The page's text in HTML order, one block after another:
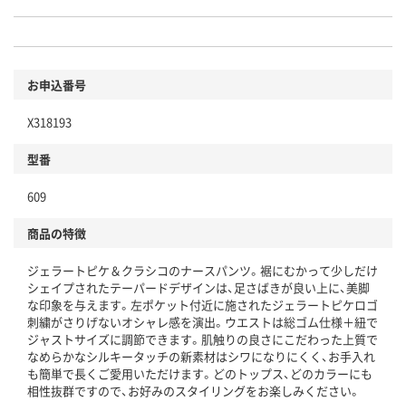
お申込番号
X318193
型番
609
商品の特徴
ジェラートピケ＆クラシコのナースパンツ。裾にむかって少しだけ
シェイプされたテーパードデザインは、足さばきが良い上に、美脚
な印象を与えます。左ポケット付近に施されたジェラートピケロゴ
刺繍がさりげないオシャレ感を演出。ウエストは総ゴム仕様＋紐で
ジャストサイズに調節できます。肌触りの良さにこだわった上質で
なめらかなシルキータッチの新素材はシワになりにくく、お手入れ
も簡単で長くご愛用いただけます。どのトップス、どのカラーにも
相性抜群ですので、お好みのスタイリングをお楽しみください。